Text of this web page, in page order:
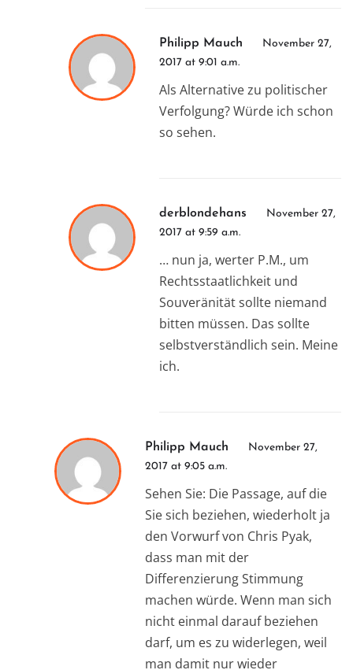
Philipp Mauch
November 27,
2017 at 9:01 a.m.
Als Alternative zu politischer
Verfolgung? Würde ich schon
so sehen.
derblondehans
November 27,
2017 at 9:59 a.m.
… nun ja, werter P.M., um
Rechtsstaatlichkeit und
Souveränität sollte niemand
bitten müssen. Das sollte
selbstverständlich sein. Meine
ich.
Philipp Mauch
November 27,
2017 at 9:05 a.m.
Sehen Sie: Die Passage, auf die
Sie sich beziehen, wiederholt ja
den Vorwurf von Chris Pyak,
dass man mit der
Differenzierung Stimmung
machen würde. Wenn man sich
nicht einmal darauf beziehen
darf, um es zu widerlegen, weil
man damit nur wieder